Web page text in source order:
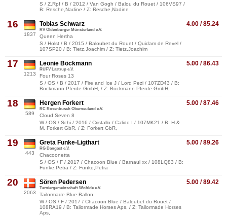
S / Z.Rpf / B / 2012 / Van Gogh / Balou du Rouet / 106VS97 /
B: Resche,Nadine / Z: Resche,Nadine
16
1837
4.00 / 85.24
Tobias Schwarz
RV Oldenburger Münsterland e.V.
Queen Hertha
S / Holst / B / 2015 / Baloubet du Rouet / Quidam de Revel /
107SP20 / B: Tietz,Joachim / Z: Tietz,Joachim
17
1213
5.00 / 86.43
Leonie Böckmann
RUFV Lastrup e.V.
Four Roses 13
S / OS / B / 2017 / Fire and Ice J / Lord Pezi / 107ZD43 / B:
Böckmann Pferde GmbH, / Z: Böckmann Pferde GmbH,
18
589
5.00 / 87.46
Hergen Forkert
RC Rosenbusch Oberneuland e.V.
Cloud Seven 8
W / OS / Schi / 2016 / Cristallo / Calido I / 107MK21 / B: H.&
M. Forkert GbR, / Z: Forkert GbR,
19
443
5.00 / 89.26
Greta Funke-Ligthart
RG Dangast e.V.
Chacoonetta
S / OS / F / 2017 / Chacoon Blue / Barnaul xx / 108LQ83 / B:
Funke,Petra / Z: Funke,Petra
20
2063
5.00 / 89.42
Sören Pedersen
Turniergemeinschaft Wohlde e.V.
Tailormade Blue Ballon
W / OS / F / 2017 / Chacoon Blue / Baloubet du Rouet /
108RA19 / B: Tailormade Horses Aps, / Z: Tailormade Horses
Aps,